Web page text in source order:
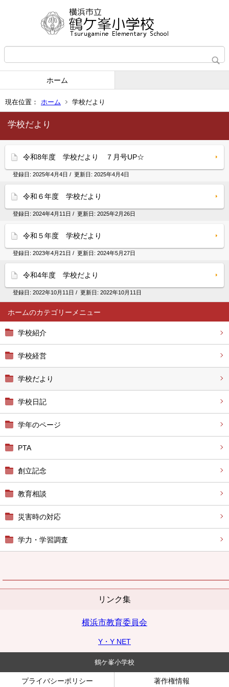
ホーム
現在位置： ホーム 学校だより
ホーム
学校紹介
学校経営
学校だより
学校日記
学年のページ
PTA
創立記念
教育相談
災害時の対応
学力・学習調査
リンク集
横浜市教育委員会
Y・Y NET
学校だより
令和8年度 学校だより ７月号UP☆
登録日: 2025年4月4日 / 更新日: 2025年4月4日
令和６年度 学校だより
登録日: 2024年4月11日 / 更新日: 2025年2月26日
令和５年度 学校だより
登録日: 2023年4月21日 / 更新日: 2024年5月27日
令和4年度 学校だより
登録日: 2022年10月11日 / 更新日: 2022年10月11日
鶴ケ峯小学校
プライバシーポリシー 著作権情報